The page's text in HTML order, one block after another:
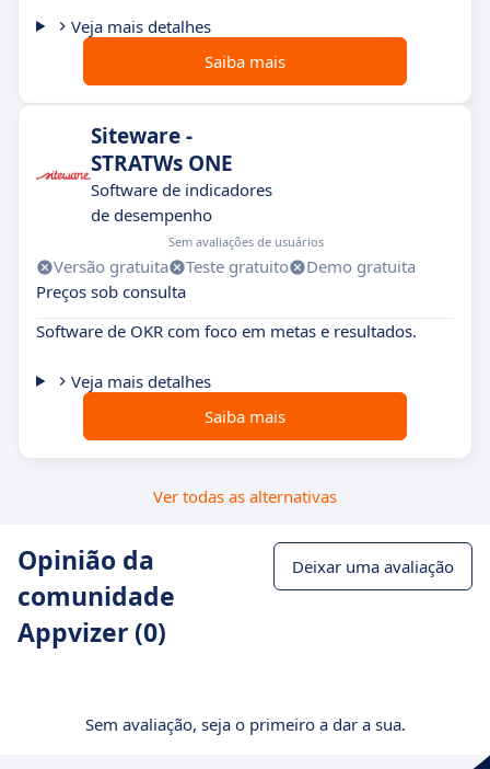
Veja mais detalhes
Saiba mais
Siteware -
STRATWs ONE
Software de indicadores
de desempenho
Sem avaliações de usuários
Versão gratuita Teste gratuito
Demo gratuita
Preços sob consulta
Software de OKR com foco em metas e resultados.
Veja mais detalhes
Saiba mais
Ver todas as alternativas
Opinião da
comunidade
Appvizer (0)
Deixar uma avaliação
Sem avaliação, seja o primeiro a dar a sua.